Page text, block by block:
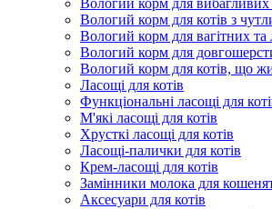
Вологий корм для вибагливих
Вологий корм для котів з
Вологий корм для вагітних
Вологий корм для
Вологий корм для котів, що
Ласощі для котів
Функціональні ласощі для
М'які ласощі для котів
Хрусткі ласощі для котів
Ласощі-палички для котів
Крем-ласощі для котів
Замінники молока для
Аксесуари для котів